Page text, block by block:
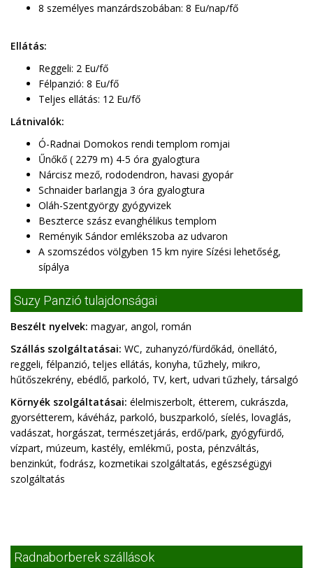
8 személyes manzárdszobában: 8 Eu/nap/fő
Ellátás:
Reggeli: 2 Eu/fő
Félpanzió: 8 Eu/fő
Teljes ellátás: 12 Eu/fő
Látnivalók:
Ó-Radnai Domokos rendi templom romjai
Űnőkő ( 2279 m) 4-5 óra gyalogtura
Nárcisz mező, rododendron, havasi gyopár
Schnaider barlangja 3 óra gyalogtura
Oláh-Szentgyörgy gyógyvizek
Beszterce szász evanghélikus templom
Reményik Sándor emlékszoba az udvaron
A szomszédos völgyben 15 km nyire Sízési lehetőség,
sípálya
Suzy Panzió tulajdonságai
Beszélt nyelvek: magyar, angol, román
Szállás szolgáltatásai: WC, zuhanyzó/fürdőkád, önellátó,
reggeli, félpanzió, teljes ellátás, konyha, tűzhely, mikro,
hűtőszekrény, ebédlő, parkoló, TV, kert, udvari tűzhely, társalgó
Környék szolgáltatásai: élelmiszerbolt, étterem, cukrászda,
gyorsétterem, kávéház, parkoló, buszparkoló, síelés, lovaglás,
vadászat, horgászat, természetjárás, erdő/park, gyógyfürdő,
vízpart, múzeum, kastély, emlékmű, posta, pénzváltás,
benzinkút, fodrász, kozmetikai szolgáltatás, egészségügyi
szolgáltatás
Radnaborberek szállások